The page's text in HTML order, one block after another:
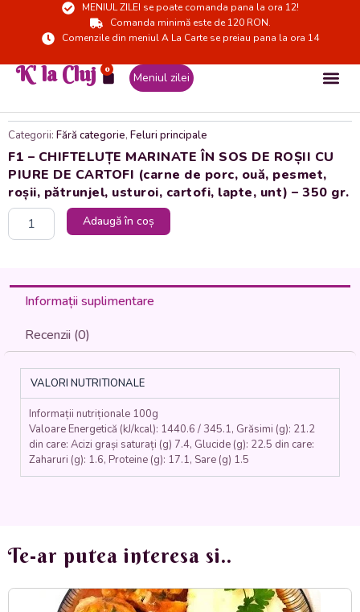
MENIUL ZILEI se poate comanda pana la ora 12!
Comanda minimă este de 120 RON.
Comenzile din meniul A La Carte se preiau pana la ora 14
K' la Cluj 0
Cart Meniul zilei
Categorii: Fără categorie, Feluri principale
F1 – CHIFTELUȚE MARINATE ÎN SOS DE ROȘII CU
PIURE DE CARTOFI (carne de porc, ouă, pesmet,
roșii, pătrunjel, usturoi, cartofi, lapte, unt) – 350 gr.
Cantitate
ROȘII
PIURE
CARTOFI
(carne
porc,
cartofi,
unt)
Adaugă în coș
Informații suplimentare
Recenzii (0)
VALORI NUTRITIONALE
Informații nutriționale 100g
Valoare Energetică (kJ/kcal): 1440.6 / 345.1, Grăsimi (g): 21.2
din care: Acizi grași saturați (g) 7.4, Glucide (g): 22.5 din care:
Zaharuri (g): 1.6, Proteine (g): 17.1, Sare (g) 1.5
Te-ar putea interesa si..